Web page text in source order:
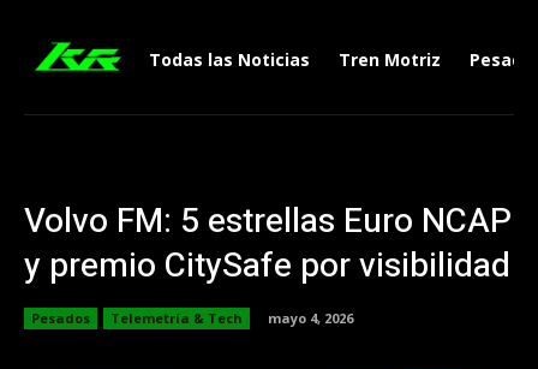
Todas las Noticias Tren Motriz
Volvo FM: 5 estrellas Euro NCAP
y premio CitySafe por visibilidad
Pesados Telemetría & Tech mayo 4, 2026